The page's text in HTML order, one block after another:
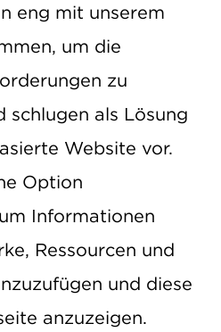
eng mit unserem
um die
zu
schlugen als Lösung
Website vor.
Option
Informationen
Ressourcen und
und diese
anzuzeigen.